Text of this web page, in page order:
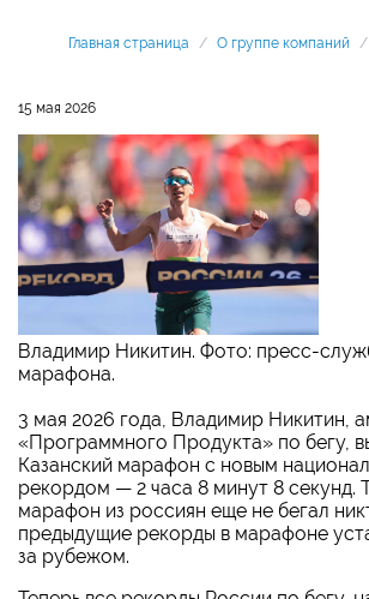
Главная страница / О группе компаний /
15 мая 2026
Владимир Никитин. Фото: пресс-
марафона.
3 мая 2026 года, Владимир Никитин,
«Программного Продукта» по бегу,
Казанский марафон с новым
рекордом — 2 часа 8 минут 8 секунд.
марафон из россиян еще не бегал
предыдущие рекорды в марафоне
за рубежом.